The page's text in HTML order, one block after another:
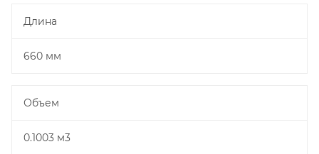
Длина
660 мм
Объем
0.1003 м3